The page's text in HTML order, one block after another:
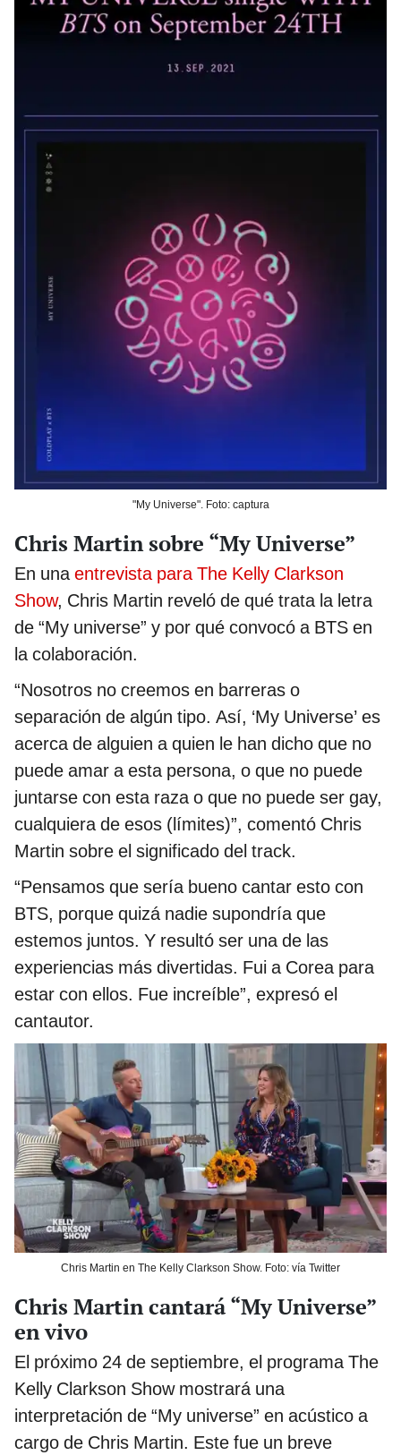
"My Universe". Foto: captura
Chris Martin sobre “My Universe”
En unaentrevista para The Kelly Clarkson
Show, Chris Martin reveló de qué trata la letra
de “My universe” y por qué convocó a BTS en
la colaboración.
“Nosotros no creemos en barreras o
separación de algún tipo. Así, ‘My Universe’ es
acerca de alguien a quien le han dicho que no
puede amar a esta persona, o que no puede
juntarse con esta raza o que no puede ser gay,
cualquiera de esos (límites)”, comentó Chris
Martin sobre el significado del track.
“Pensamos que sería bueno cantar esto con
BTS, porque quizá nadie supondría que
estemos juntos. Y resultó ser una de las
experiencias más divertidas. Fui a Corea para
estar con ellos. Fue increíble”, expresó el
cantautor.
Chris Martin en The Kelly Clarkson Show. Foto: vía Twitter
Chris Martin cantará “My Universe”
en vivo
El próximo 24 de septiembre, el programa The
Kelly Clarkson Show mostrará una
interpretación de “My universe” en acústico a
cargo de Chris Martin. Este fue un breve